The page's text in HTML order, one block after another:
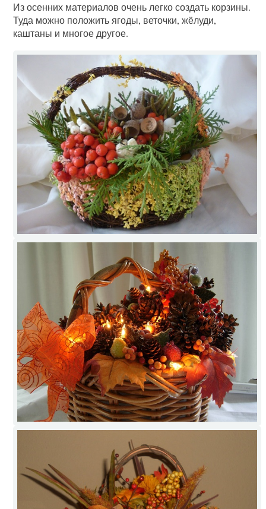
Из осенних материалов очень легко создать корзины.
Туда можно положить ягоды, веточки, жёлуди,
каштаны и многое другое.